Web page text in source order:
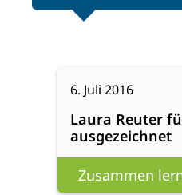
Zusammen
6. Juli 2016
Laura Reuter
ausgezeichnet
Reuter
für
Arbeit